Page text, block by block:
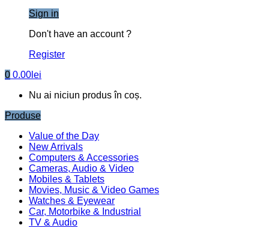
Sign in
Don't have an account ?
Register
0 0.00 lei
Nu ai niciun produs în coș.
Produse
Value of the Day
New Arrivals
Computers & Accessories
Cameras, Audio & Video
Mobiles & Tablets
Movies, Music & Video Games
Watches & Eyewear
Car, Motorbike & Industrial
TV & Audio